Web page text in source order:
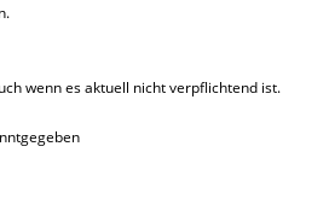
wenn es aktuell nicht verpflichtend ist.